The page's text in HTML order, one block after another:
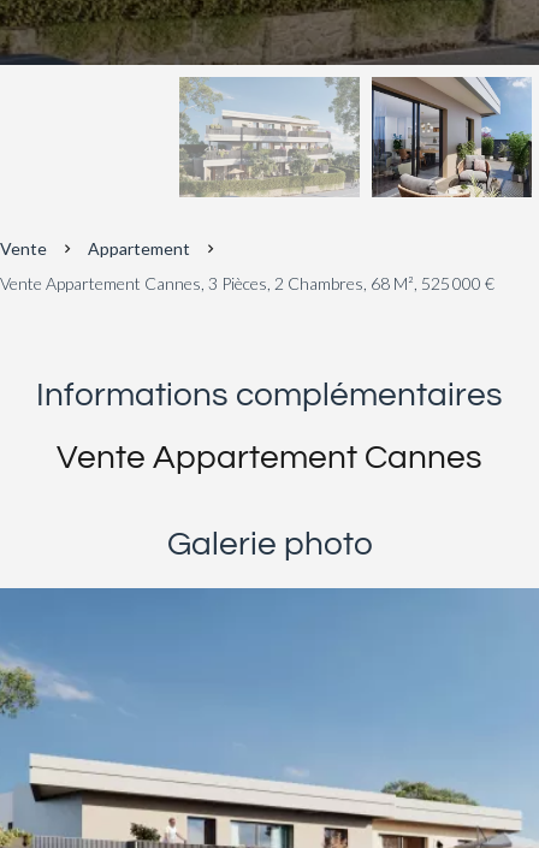
Vente
Appartement
Vente Appartement Cannes, 3 Pièces, 2 Chambres, 68 M², 525 000 €
Informations complémentaires
Vente Appartement Cannes
Galerie photo